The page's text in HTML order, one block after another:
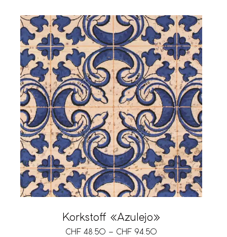
Korkstoff «Azulejo»
CHF 48.50 – CHF 94.50